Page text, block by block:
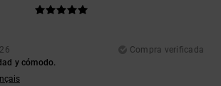
Compra verificada
y cómodo.